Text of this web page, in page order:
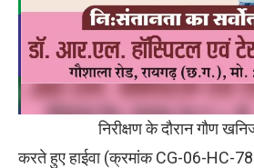
निरीक्षण के दौरान गौण खनिज
करते हुए हाईवा (क्रमांक CG-06-HC-